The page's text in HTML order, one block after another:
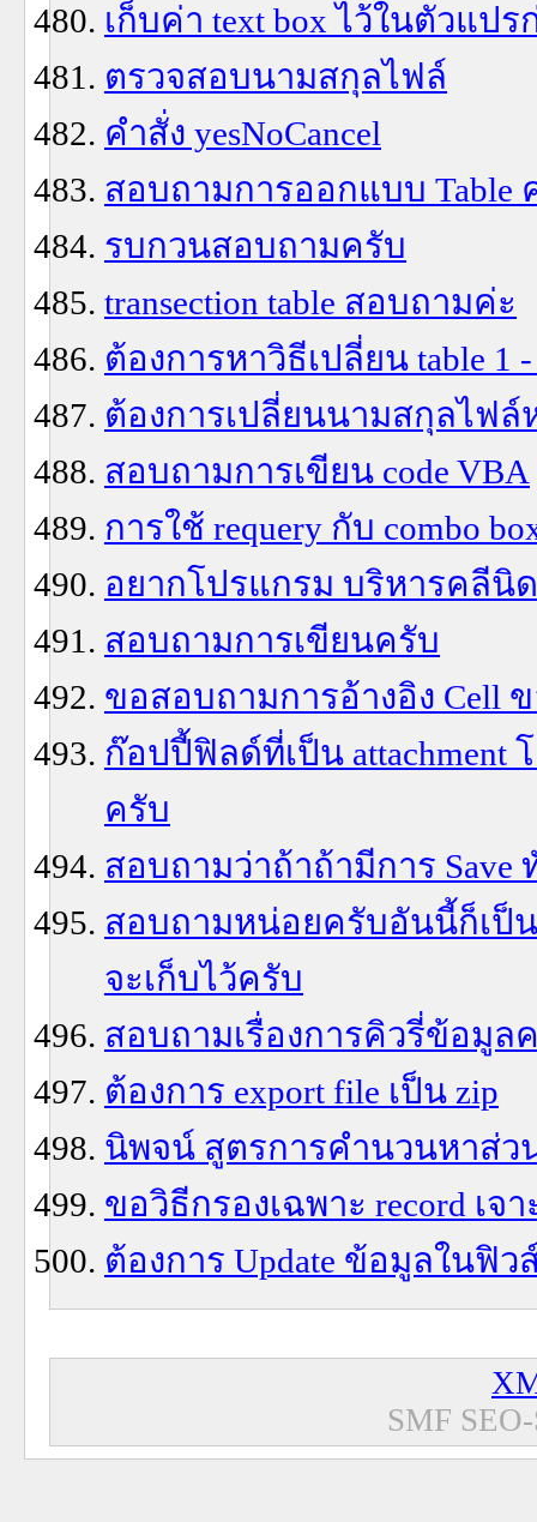
เก็บค่า text box ไว้ในตัวแป
ตรวจสอบนามสกุลไฟล์
คำสั่ง yesNoCancel
สอบถามการออกแบบ Table
รบกวนสอบถามครับ
transection table สอบถามค่ะ
ต้องการหาวิธีเปลี่ยน table 1
ต้องการเปลี่ยนนามสกุลไฟล์
สอบถามการเขียน code VBA
การใช้ requery กับ combo
อยากโปรแกรม บริหารคลีนิด
สอบถามการเขียนครับ
ขอสอบถามการอ้างอิง Cell ข
ก๊อปปี้ฟิลด์ที่เป็น attachment
ครับ
สอบถามว่าถ้าถ้ามีการ Save
สอบถามหน่อยครับอันนี้ก็เป็
จะเก็บไว้ครับ
สอบถามเรื่องการคิวรี่ข้อมู
ต้องการ export file เป็น zip
นิพจน์ สูตรการคำนวนหาส่ว
ขอวิธีกรองเฉพาะ record เจา
ต้องการ Update ข้อมูลในฟิ
SMF